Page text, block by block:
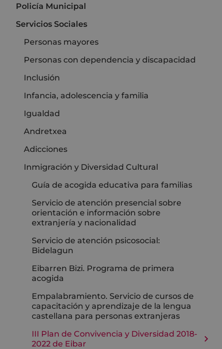
Policía Municipal
Servicios Sociales
Personas mayores
Personas con dependencia y discapacidad
Inclusión
Infancia, adolescencia y familia
Igualdad
Andretxea
Adicciones
Inmigración y Diversidad Cultural
Guía de acogida educativa para familias
Servicio de atención presencial sobre
orientación e información sobre
extranjería y nacionalidad
Servicio de atención psicosocial:
Bidelagun
Eibarren Bizi. Programa de primera
acogida
Empalabramiento. Servicio de cursos de
capacitación y aprendizaje de la lengua
castellana para personas extranjeras
III Plan de Convivencia y Diversidad 2018-
2022 de Eibar